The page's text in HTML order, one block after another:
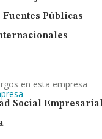
Públicas
en esta empresa
Social